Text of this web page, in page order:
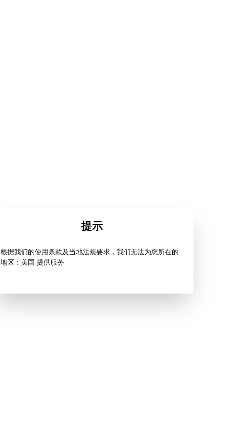
提示
根据我们的使用条款及当地法规要求，我们无法为您所在的
地区：美国 提供服务